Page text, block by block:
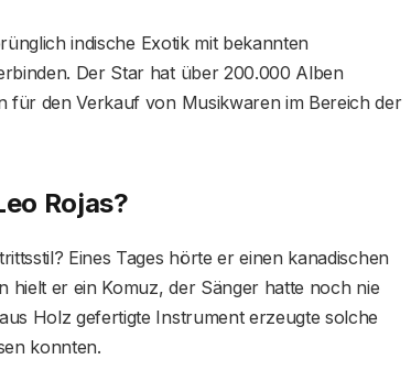
indische Exotik mit bekannten
Der Star hat über 200.000 Alben
für den Verkauf von Musikwaren im Bereich der
Rojas?
Eines Tages hörte er einen kanadischen
hielt er ein Komuz, der Sänger hatte noch nie
Holz gefertigte Instrument erzeugte solche
konnten.